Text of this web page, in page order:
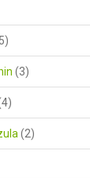
(3)
(2)